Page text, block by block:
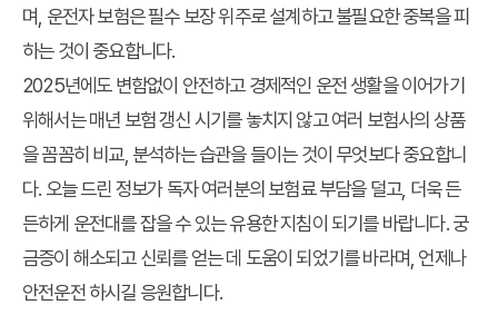
며, 운전자 보험은 필수 보장 위주로 설계하고 불필요한 중복을 피
하는 것이 중요합니다.
2025년에도 변함없이 안전하고 경제적인 운전 생활을 이어가기
위해서는 매년 보험 갱신 시기를 놓치지 않고 여러 보험사의 상품
을 꼼꼼히 비교, 분석하는 습관을 들이는 것이 무엇보다 중요합니
다. 오늘 드린 정보가 독자 여러분의 보험료 부담을 덜고, 더욱 든
든하게 운전대를 잡을 수 있는 유용한 지침이 되기를 바랍니다. 궁
금증이 해소되고 신뢰를 얻는 데 도움이 되었기를 바라며, 언제나
안전운전 하시길 응원합니다.